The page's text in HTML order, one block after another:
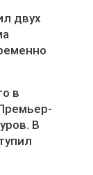
двух
в
В